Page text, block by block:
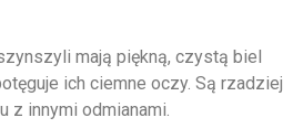
mają piękną, czystą biel
ich ciemne oczy. Są rzadziej
z innymi odmianami.